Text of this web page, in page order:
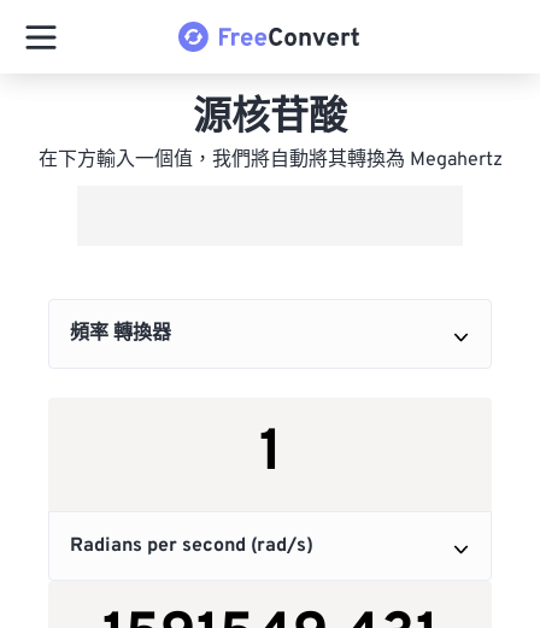
源核苷酸
在下方輸入一個值，我們將自動將其轉換為 Megahertz